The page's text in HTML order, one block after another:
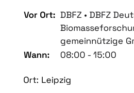
Vor Ort: DBFZ • DBFZ
gemeinnützige
Wann:
08:00 - 15:00
Ort: Leipzig